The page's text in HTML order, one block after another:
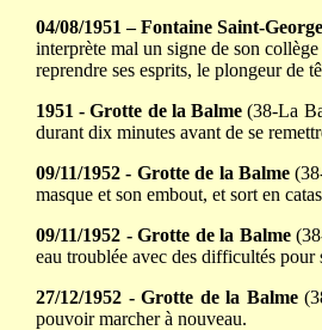
04/08/1951 – Fontaine Saint-
interprète mal un signe de son
reprendre ses esprits, le plongeur de
1951 - Grotte de la Balme (38-La
durant dix minutes avant de se
09/11/1952 - Grotte de la Balme
masque et son embout, et sort en
09/11/1952 - Grotte de la Balme
eau troublée avec des difficultés pour
27/12/1952 - Grotte de la Balme
pouvoir marcher à nouveau.